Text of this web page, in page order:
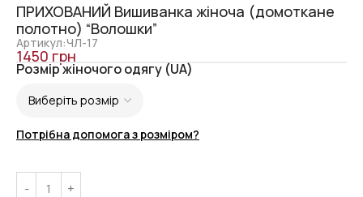
ПРИХОВАНИЙ Вишиванка жіноча (домоткане
полотно) “Волошки”
Артикул:ЧЛ-17
1450грн
Розмір жіночого одягу (UA)
Потрібна допомога з розміром?